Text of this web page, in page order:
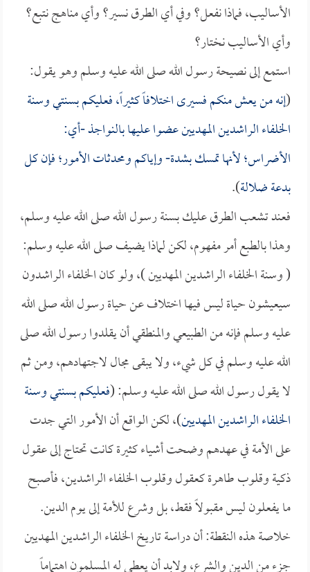
الأساليب، فماذا نفعل؟ وفي أي الطرق نسير؟ وأي مناهج نتبع؟
وأي الأساليب نختار؟
استمع إلى نصيحة رسول الله صلى الله عليه وسلم وهو يقول:
(إنه من يعش منكم فسيرى اختلافاً كثيراً، فعليكم بسنتي وسنة
الخلفاء الراشدين المهديين عضوا عليها بالنواجذ -أي:
الأضراس؛ لأنها تمسك بشدة- وإياكم ومحدثات الأمور؛ فإن كل
بدعة ضلالة).
فعند تشعب الطرق عليك بسنة رسول الله صلى الله عليه وسلم،
وهذا بالطبع أمر مفهوم، لكن لماذا يضيف صلى الله عليه وسلم:
( وسنة الخلفاء الراشدين المهديين )، ولو كان الخلفاء الراشدون
سيعيشون حياة ليس فيها اختلاف عن حياة رسول الله صلى الله
عليه وسلم فإنه من الطبيعي والمنطقي أن يقلدوا رسول الله صلى
الله عليه وسلم في كل شيء، ولا يبقى مجال لاجتهادهم، ومن ثم
لا يقول رسول الله صلى الله عليه وسلم: (فعليكم بسنتي وسنة
الخلفاء الراشدين المهديين)، لكن الواقع أن الأمور التي جدت
على الأمة في عهدهم وضحت أشياء كثيرة كانت تحتاج إلى عقول
ذكية وقلوب طاهرة كعقول وقلوب الخلفاء الراشدين، فأصبح
ما يفعلون ليس مقبولاً فقط، بل وشرع للأمة إلى يوم الدين.
خلاصة هذه النقطة: أن دراسة تاريخ الخلفاء الراشدين المهديين